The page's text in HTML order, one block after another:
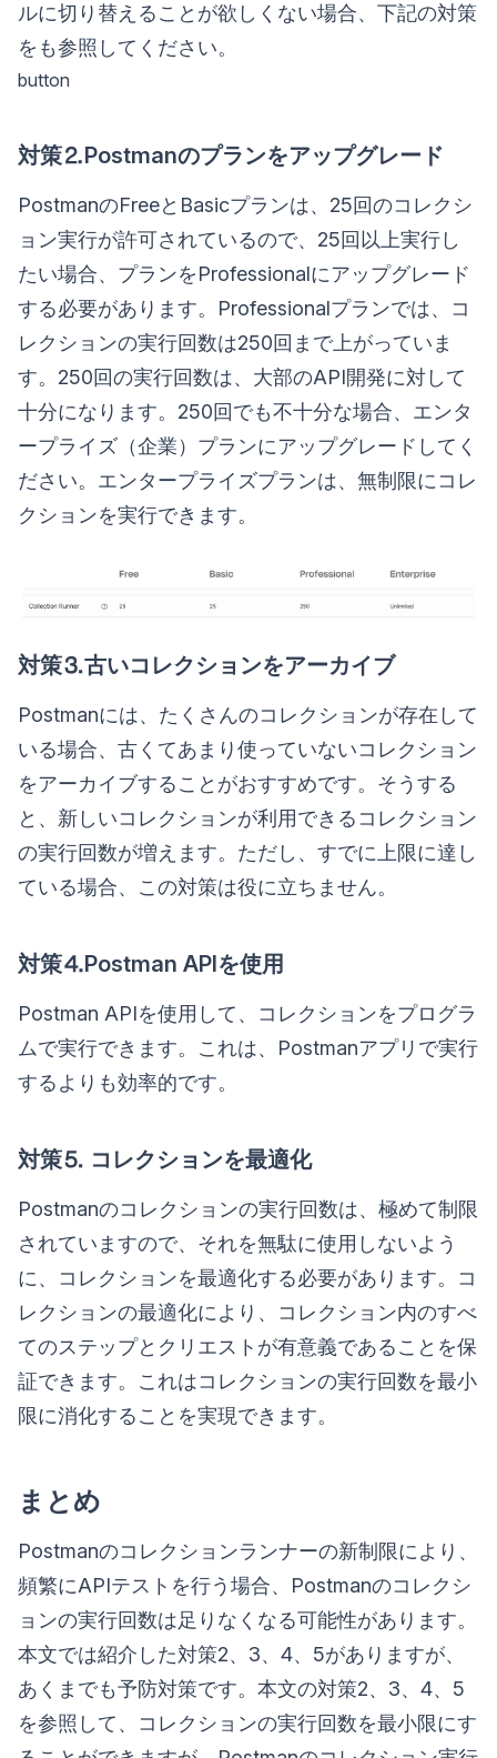
ルに切り替えることが欲しくない場合、下記の対策
をも参照してください。
button
対策⒉Postmanのプランをアップグレード
PostmanのFreeとBasicプランは、25回のコレクシ
ョン実行が許可されているので、25回以上実行し
たい場合、プランをProfessionalにアップグレード
する必要があります。Professionalプランでは、コ
レクションの実行回数は250回まで上がっていま
す。250回の実行回数は、大部のAPI開発に対して
十分になります。250回でも不十分な場合、エンタ
ープライズ（企業）プランにアップグレードしてく
ださい。エンタープライズプランは、無制限にコレ
クションを実行できます。
対策⒊古いコレクションをアーカイブ
Postmanには、たくさんのコレクションが存在して
いる場合、古くてあまり使っていないコレクション
をアーカイブすることがおすすめです。そうする
と、新しいコレクションが利用できるコレクション
の実行回数が増えます。ただし、すでに上限に達し
ている場合、この対策は役に立ちません。
対策⒋Postman APIを使用
Postman APIを使用して、コレクションをプログラ
ムで実行できます。これは、Postmanアプリで実行
するよりも効率的です。
対策⒌ コレクションを最適化
Postmanのコレクションの実行回数は、極めて制限
されていますので、それを無駄に使用しないよう
に、コレクションを最適化する必要があります。コ
レクションの最適化により、コレクション内のすべ
てのステップとクリエストが有意義であることを保
証できます。これはコレクションの実行回数を最小
限に消化することを実現できます。
まとめ
Postmanのコレクションランナーの新制限により、
頻繁にAPIテストを行う場合、Postmanのコレクシ
ョンの実行回数は足りなくなる可能性があります。
本文では紹介した対策2、3、4、5がありますが、
あくまでも予防対策です。本文の対策2、3、4、5
を参照して、コレクションの実行回数を最小限にす